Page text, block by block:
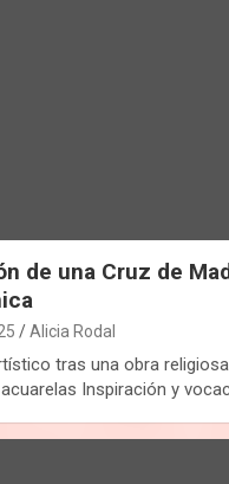
de una Cruz de
Alicia Rodal
tras una obra
Inspiración y